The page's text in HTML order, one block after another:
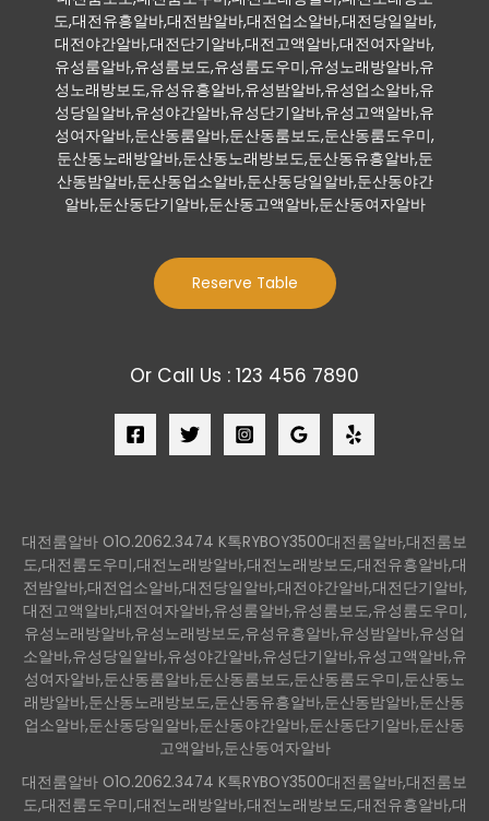
도,대전유흥알바,대전밤알바,대전업소알바,대전당일알바,
대전야간알바,대전단기알바,대전고액알바,대전여자알바,
유성룸알바,유성룸보도,유성룸도우미,유성노래방알바,유
성노래방보도,유성유흥알바,유성밤알바,유성업소알바,유
성당일알바,유성야간알바,유성단기알바,유성고액알바,유
성여자알바,둔산동룸알바,둔산동룸보도,둔산동룸도우미,
둔산동노래방알바,둔산동노래방보도,둔산동유흥알바,둔
산동밤알바,둔산동업소알바,둔산동당일알바,둔산동야간
알바,둔산동단기알바,둔산동고액알바,둔산동여자알바
Reserve Table
Or Call Us : 123 456 7890
대전룸알바 O1O.2062.3474 K톡RYBOY3500대전룸알바,대전룸보
도,대전룸도우미,대전노래방알바,대전노래방보도,대전유흥알바,대
전밤알바,대전업소알바,대전당일알바,대전야간알바,대전단기알바,
대전고액알바,대전여자알바,유성룸알바,유성룸보도,유성룸도우미,
유성노래방알바,유성노래방보도,유성유흥알바,유성밤알바,유성업
소알바,유성당일알바,유성야간알바,유성단기알바,유성고액알바,유
성여자알바,둔산동룸알바,둔산동룸보도,둔산동룸도우미,둔산동노
래방알바,둔산동노래방보도,둔산동유흥알바,둔산동밤알바,둔산동
업소알바,둔산동당일알바,둔산동야간알바,둔산동단기알바,둔산동
고액알바,둔산동여자알바
대전룸알바 O1O.2062.3474 K톡RYBOY3500대전룸알바,대전룸보
도,대전룸도우미,대전노래방알바,대전노래방보도,대전유흥알바,대